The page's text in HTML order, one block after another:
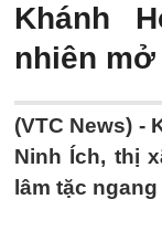
Khánh
nhiên
(VTC News) -
Ninh Ích, thị
lâm tặc